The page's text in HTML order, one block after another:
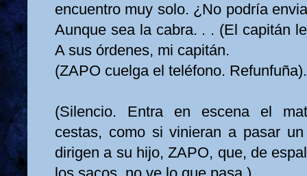
encuentro muy solo. ¿No podría
Aunque sea la cabra. . . (El capitán
A sus órdenes, mi capitán.
(ZAPO cuelga el teléfono. Refunfuña).
(Silencio. Entra en escena el
cestas, como si vinieran a pasar
dirigen a su hijo, ZAPO, que, de